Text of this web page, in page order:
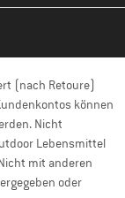
(nach Retoure)
können
Nicht
Lebensmittel
mit anderen
oder